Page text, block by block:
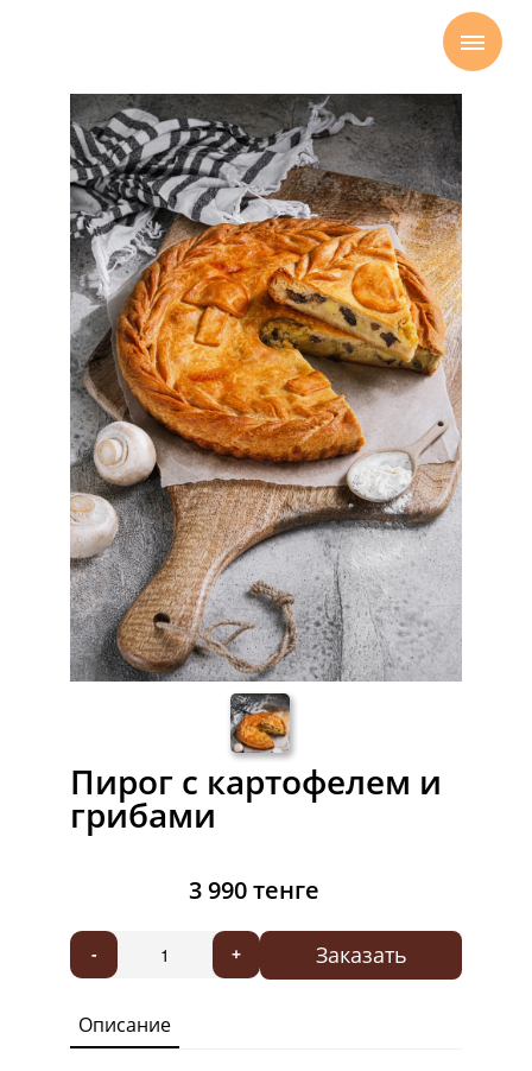
Сытные пироги
Пирог с
картофелем и
грибами
Пирог с картофелем и
грибами
3 990 тенге
Заказать
- +
Описание